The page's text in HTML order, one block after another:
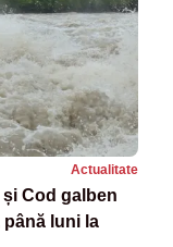
Actualitate
Cod galben
luni la